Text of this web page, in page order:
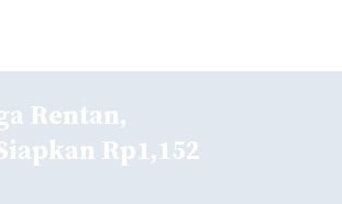
Rentan,
Rp1,152